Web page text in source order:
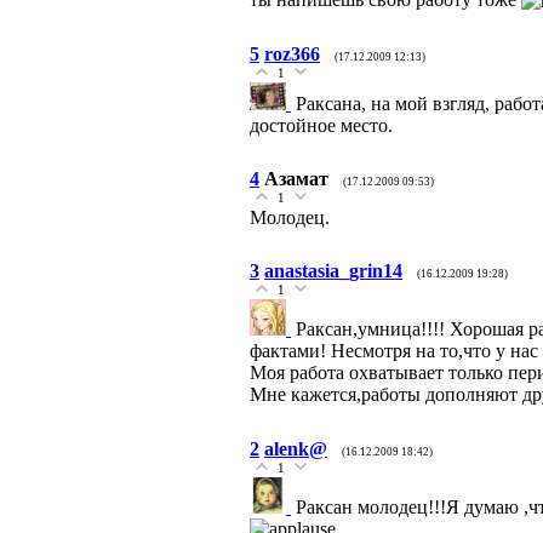
5 roz366 (17.12.2009 12:13)
1
Раксана, на мой взгляд,
достойное место.
4 Азамат (17.12.2009 09:53)
1
Молодец.
3 anastasia_grin14 (16.12.2009 19:28)
1
Раксан,умница!!!! Хорошая
фактами! Несмотря на то,что у
Моя работа охватывает только
Мне кажется,работы дополняют
2 alenk@ (16.12.2009 18:42)
1
Раксан молодец!!!Я думаю